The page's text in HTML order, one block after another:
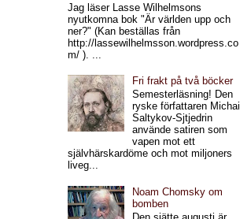
Jag läser Lasse Wilhelmsons
nyutkomna bok "Är världen upp och
ner?" (Kan beställas från
http://lassewilhelmsson.wordpress.co
m/ ). ...
Fri frakt på två böcker
Semesterläsning! Den
ryske författaren Michail
Saltykov-Sjtjedrin
använde satiren som
vapen mot ett
självhärskardöme och mot miljoners
liveg...
Noam Chomsky om
bomben